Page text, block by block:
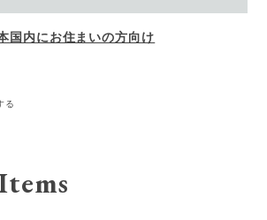
国内にお住まいの方向け
る